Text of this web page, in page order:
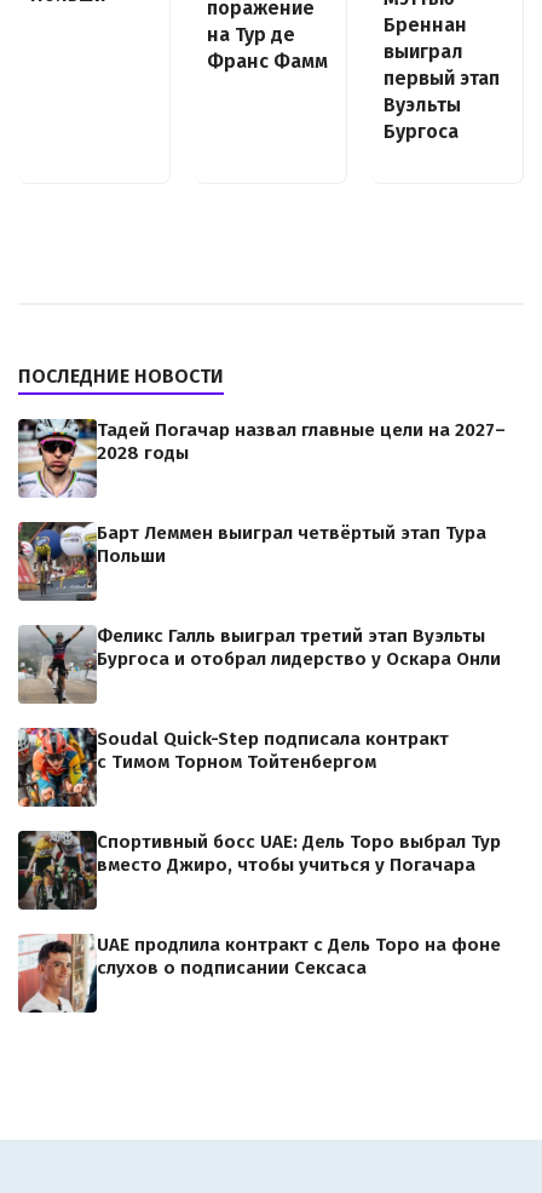
поражение
на Тур де
Франс Фамм
Бреннан
выиграл
первый этап
Вуэльты
Бургоса
ПОСЛЕДНИЕ НОВОСТИ
Тадей Погачар назвал главные цели на 2027–
2028 годы
Барт Леммен выиграл четвёртый этап Тура
Польши
Феликс Галль выиграл третий этап Вуэльты
Бургоса и отобрал лидерство у Оскара Онли
Soudal Quick-Step подписала контракт
с Тимом Торном Тойтенбергом
Спортивный босс UAE: Дель Торо выбрал Тур
вместо Джиро, чтобы учиться у Погачара
UAE продлила контракт с Дель Торо на фоне
слухов о подписании Сексаса